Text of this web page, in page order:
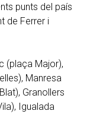
punts del país
de Ferrer i
(plaça Major),
Manresa
Granollers
Igualada